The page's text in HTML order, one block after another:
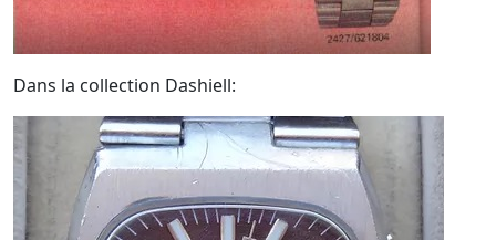
Dans la collection Dashiell: